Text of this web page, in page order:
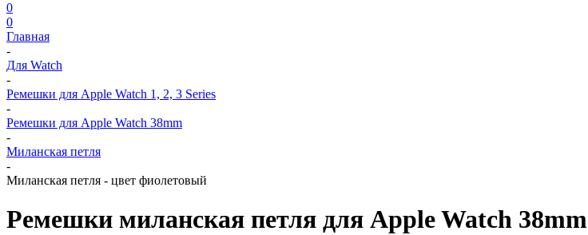
0
0
Главная
-
Для Watch
-
Ремешки для Apple Watch 1, 2, 3 Series
-
Ремешки для Apple Watch 38mm
-
Миланская петля
-
Миланская петля - цвет фиолетовый
Ремешки миланская петля для Apple Watch 38mm